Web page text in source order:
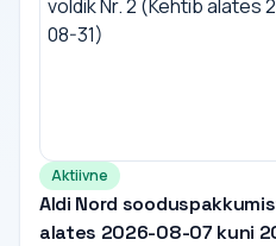
Aktiivne
Aldi Nord
alates 2026-08-07 kuni